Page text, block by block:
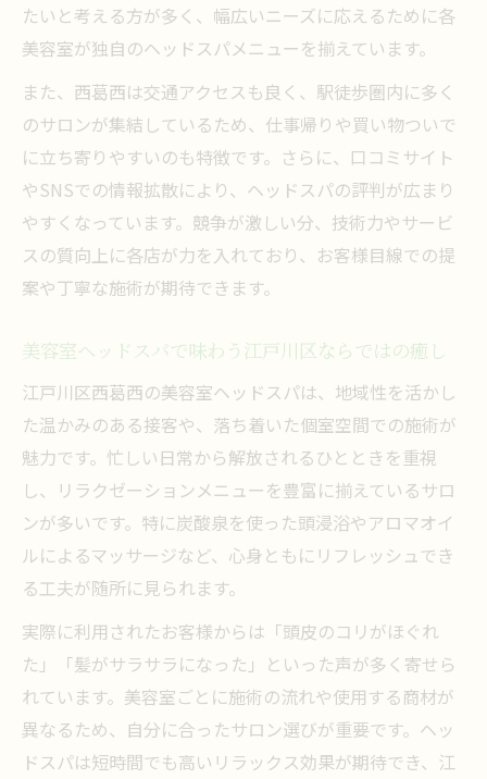
たいと考える方が多く、幅広いニーズに応えるために各
美容室が独自のヘッドスパメニューを揃えています。
また、西葛西は交通アクセスも良く、駅徒歩圏内に多く
のサロンが集結しているため、仕事帰りや買い物ついで
に立ち寄りやすいのも特徴です。さらに、口コミサイト
やSNSでの情報拡散により、ヘッドスパの評判が広まり
やすくなっています。競争が激しい分、技術力やサービ
スの質向上に各店が力を入れており、お客様目線での提
案や丁寧な施術が期待できます。
美容室ヘッドスパで味わう江戸川区ならではの癒し
江戸川区西葛西の美容室ヘッドスパは、地域性を活かし
た温かみのある接客や、落ち着いた個室空間での施術が
魅力です。忙しい日常から解放されるひとときを重視
し、リラクゼーションメニューを豊富に揃えているサロ
ンが多いです。特に炭酸泉を使った頭浸浴やアロマオイ
ルによるマッサージなど、心身ともにリフレッシュでき
る工夫が随所に見られます。
実際に利用されたお客様からは「頭皮のコリがほぐれ
た」「髪がサラサラになった」といった声が多く寄せら
れています。美容室ごとに施術の流れや使用する商材が
異なるため、自分に合ったサロン選びが重要です。ヘッ
ドスパは短時間でも高いリラックス効果が期待でき、江